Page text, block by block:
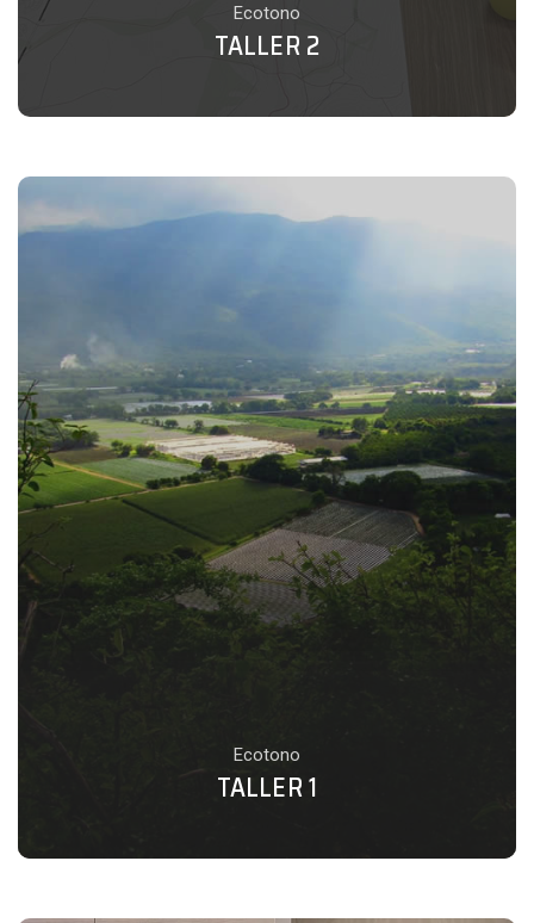
Ecotono
TALLER 2
Ecotono
TALLER 1